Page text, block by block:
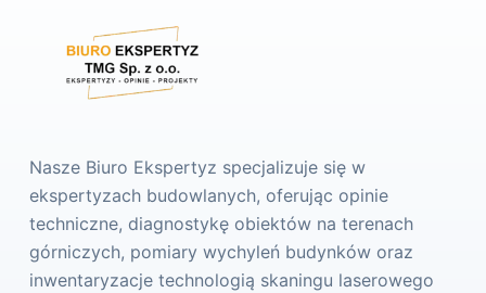
Nasze Biuro Ekspertyz specjalizuje się w
ekspertyzach budowlanych, oferując opinie
techniczne, diagnostykę obiektów na terenach
górniczych, pomiary wychyleń budynków oraz
inwentaryzacje technologią skaningu laserowego